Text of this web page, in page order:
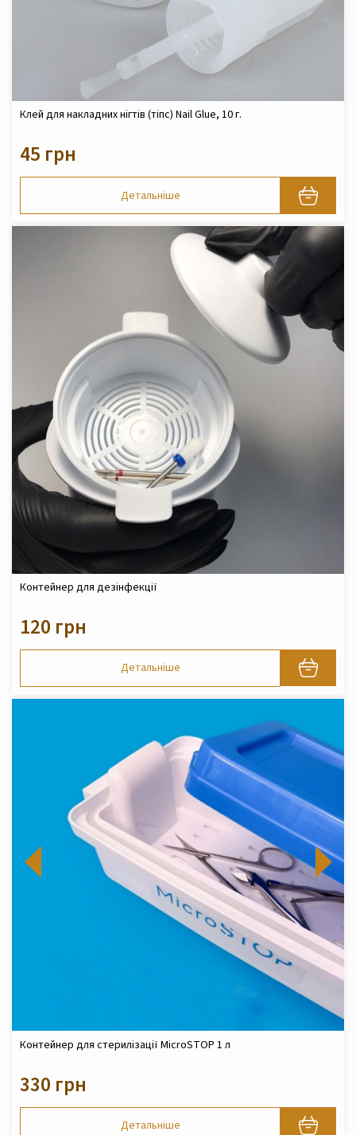
Клей для накладних нігтів (тіпс) Nail Glue, 10 г.
45 грн
Детальніше
Контейнер для дезінфекції
120 грн
Детальніше
Контейнер для стерилізації MicroSTOP 1 л
330 грн
Детальніше